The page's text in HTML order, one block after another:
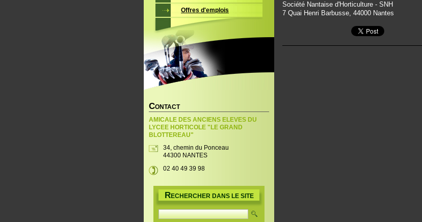
Société Nantaise d'Horticulture - SNH
7 Quai Henri Barbusse, 44000 Nantes
Offres d'emplois
CONTACT
AMICALE DES ANCIENS ELEVES DU
LYCEE HORTICOLE "LE GRAND
BLOTTEREAU"
34, chemin du Ponceau
44300 NANTES
02 40 49 39 98
RECHERCHER DANS LE SITE